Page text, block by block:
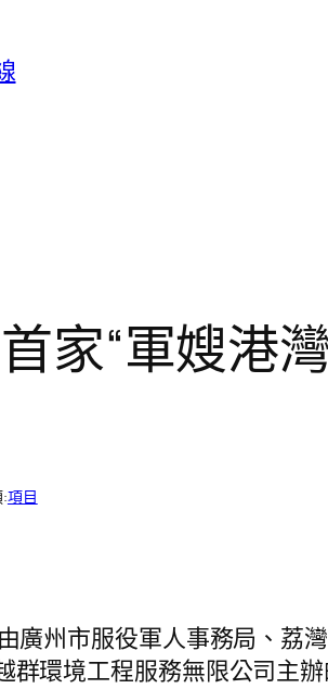
家“軍嫂港
項目
廣州市服役軍人事務局、荔
群環境工程服務無限公司主